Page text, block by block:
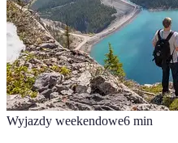
Wyjazdy weekendowe6 min